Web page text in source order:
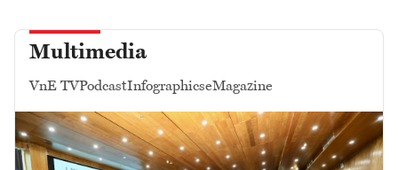
Multimedia
VnE TVPodcastInfographicseMagazine